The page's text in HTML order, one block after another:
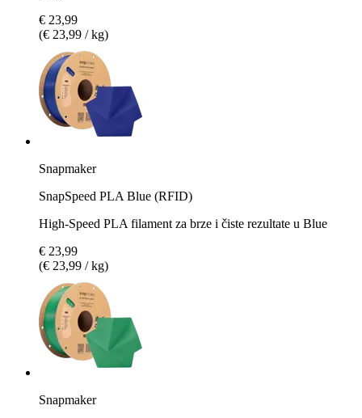
€ 23,99
(€ 23,99 / kg)
Snapmaker
SnapSpeed PLA Blue (RFID)
High-Speed PLA filament za brze i čiste rezultate u Blue
€ 23,99
(€ 23,99 / kg)
Snapmaker